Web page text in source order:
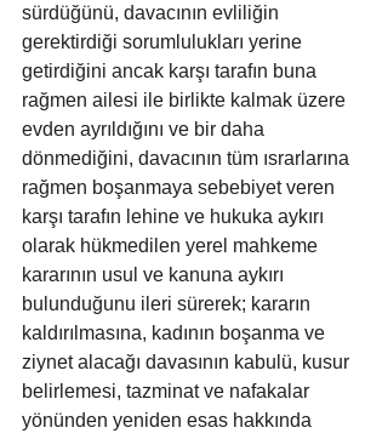
sürdüğünü, davacının evliliğin
gerektirdiği sorumlulukları yerine
getirdiğini ancak karşı tarafın buna
rağmen ailesi ile birlikte kalmak üzere
evden ayrıldığını ve bir daha
dönmediğini, davacının tüm ısrarlarına
rağmen boşanmaya sebebiyet veren
karşı tarafın lehine ve hukuka aykırı
olarak hükmedilen yerel mahkeme
kararının usul ve kanuna aykırı
bulunduğunu ileri sürerek; kararın
kaldırılmasına, kadının boşanma ve
ziynet alacağı davasının kabulü, kusur
belirlemesi, tazminat ve nafakalar
yönünden yeniden esas hakkında